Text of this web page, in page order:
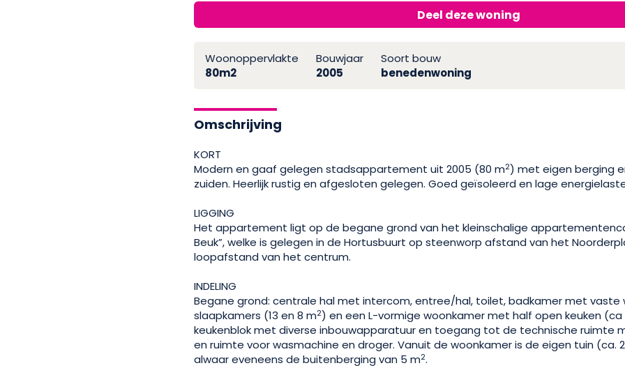
Deel deze woning
Woonoppervlakte
80m2
Bouwjaar
2005
Soort bouw
benedenwoning
Omschrijving
KORT
Modern en gaaf gelegen stadsappartement uit 2005 (80 m2) met eigen berging
zuiden. Heerlijk rustig en afgesloten gelegen. Goed geïsoleerd en lage
LIGGING
Het appartement ligt op de begane grond van het kleinschalige
Beuk”, welke is gelegen in de Hortusbuurt op steenworp afstand van het
loopafstand van het centrum.
INDELING
Begane grond: centrale hal met intercom, entree/hal, toilet, badkamer met vaste
slaapkamers (13 en 8 m2) en een L-vormige woonkamer met half open keuken (ca
keukenblok met diverse inbouwapparatuur en toegang tot de technische ruimte
en ruimte voor wasmachine en droger. Vanuit de woonkamer is de eigen tuin (ca.
alwaar eveneens de buitenberging van 5 m2.